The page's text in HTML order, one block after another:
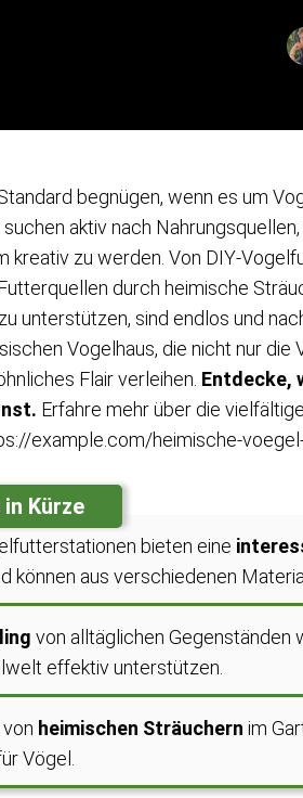
begnügen, wenn es um
aktiv nach
kreativ zu werden. Von DIY-
durch heimische
unterstützen, sind endlos und
Vogelhaus, die nicht nur
Flair verleihen. Entdecke,
Erfahre mehr über die
example.com/heimische-
Kürze
bieten eine
können aus verschiedenen
von alltäglichen Gegenständen
effektiv unterstützen.
heimischen Sträuchern im
Vögel.